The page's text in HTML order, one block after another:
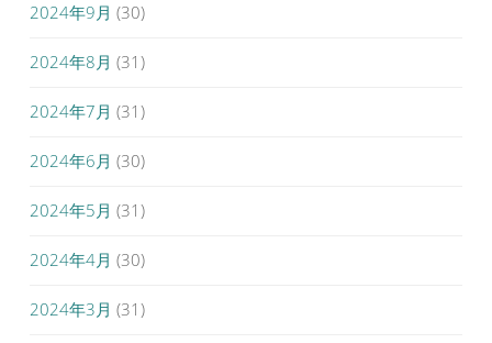
2024年9月 (30)
2024年8月 (31)
2024年7月 (31)
2024年6月 (30)
2024年5月 (31)
2024年4月 (30)
2024年3月 (31)